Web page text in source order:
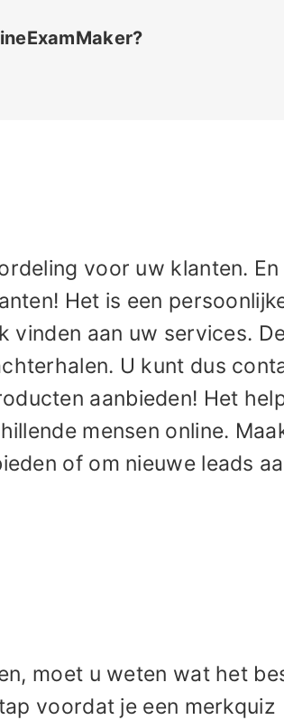
voor uw klanten.
Het is een
vinden aan uw services.
U kunt dus
aanbieden! Het
mensen online.
of om nieuwe leads
moet u weten wat het
voordat je een merkquiz